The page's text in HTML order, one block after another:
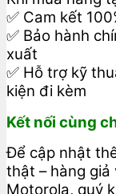
✅ Cam kết
✅ Bảo hành
xuất
✅ Hỗ trợ kỹ
kiện đi kèm
Kết nối cùng
Để cập nhật
thật – hàng
Motorola, quý